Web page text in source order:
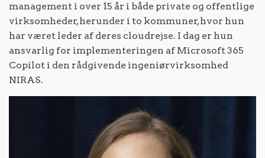
management i over 15 år i både private og offentlige
virksomheder, herunder i to kommuner, hvor hun
har været leder af deres cloudrejse. I dag er hun
ansvarlig for implementeringen af Microsoft 365
Copilot i den rådgivende ingeniørvirksomhed
NIRAS.